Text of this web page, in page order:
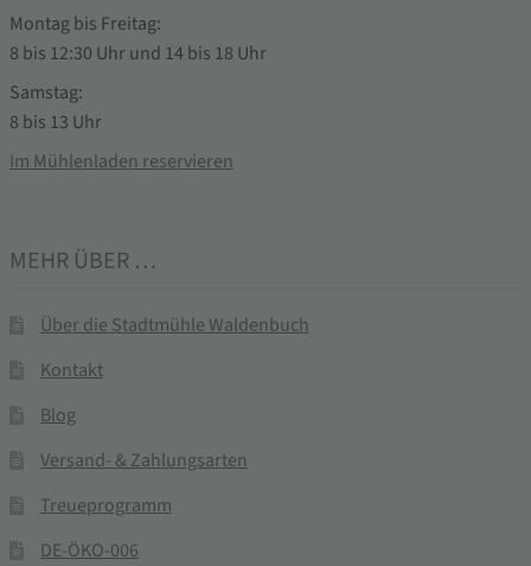
Montag bis Freitag:
8 bis 12:30 Uhr und 14 bis 18 Uhr
Samstag:
8 bis 13 Uhr
Im Mühlenladen reservieren
MEHR ÜBER …
Über die Stadtmühle Waldenbuch
Kontakt
Blog
Versand- & Zahlungsarten
Treueprogramm
DE-ÖKO-006